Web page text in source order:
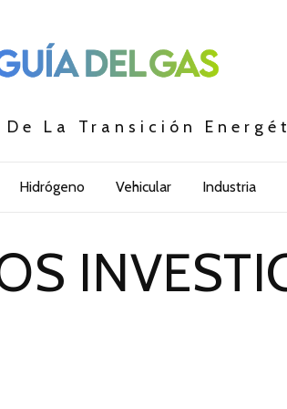
La Transición
Hidrógeno Vehicular Industria